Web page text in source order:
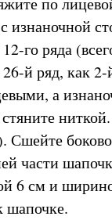
изнаночной
го ряда
й ряд, как
а
Сшейте
части
6 см и
шапочке.